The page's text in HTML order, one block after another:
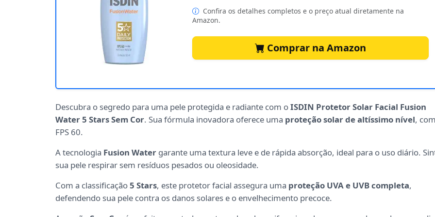
Confira os detalhes completos e o preço atual diretamente na
Amazon.
Comprar na Amazon
Descubra o segredo para uma pele protegida e radiante com oISDIN Protetor Solar Facial Fusion
Water 5 Stars Sem Cor. Sua fórmula inovadora oferece uma proteção solar de altíssimo nível,
FPS 60.
A tecnologia Fusion Water garante uma textura leve e de rápida absorção, ideal para o uso diário.
sua pele respirar sem resíduos pesados ou oleosidade.
Com a classificação5 Stars, este protetor facial assegura uma proteção UVA e UVB completa,
defendendo sua pele contra os danos solares e o envelhecimento precoce.